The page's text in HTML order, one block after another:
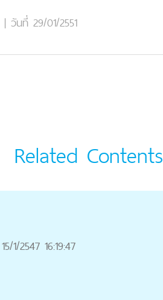
| วันที่ 29/01/2551
Related Contents
15/1/2547 16:19:47